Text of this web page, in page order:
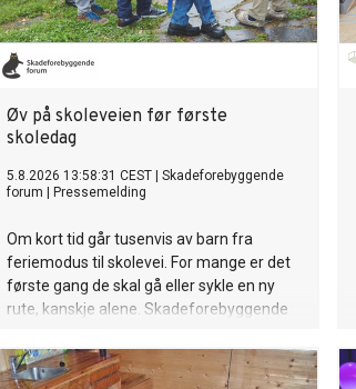
Øv på skoleveien før første
skoledag
5.8.2026 13:58:31 CEST
Skadeforebyggende
forum
Pressemelding
Om kort tid går tusenvis av barn fra
feriemodus til skolevei. For mange er det
første gang de skal gå eller sykle en ny
rute, kanskje alene. Skadeforebyggende
noen av de siste sommerdagene på å øve
på skoleveien sammen med barna.